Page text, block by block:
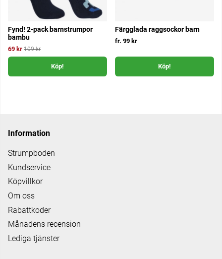
Fynd! 2-pack barnstrumpor
bambu
69 kr 109 kr
Köp!
Färgglada raggsockor barn
fr. 99 kr
Köp!
Information
Strumpboden
Kundservice
Köpvillkor
Om oss
Rabattkoder
Månadens recension
Lediga tjänster